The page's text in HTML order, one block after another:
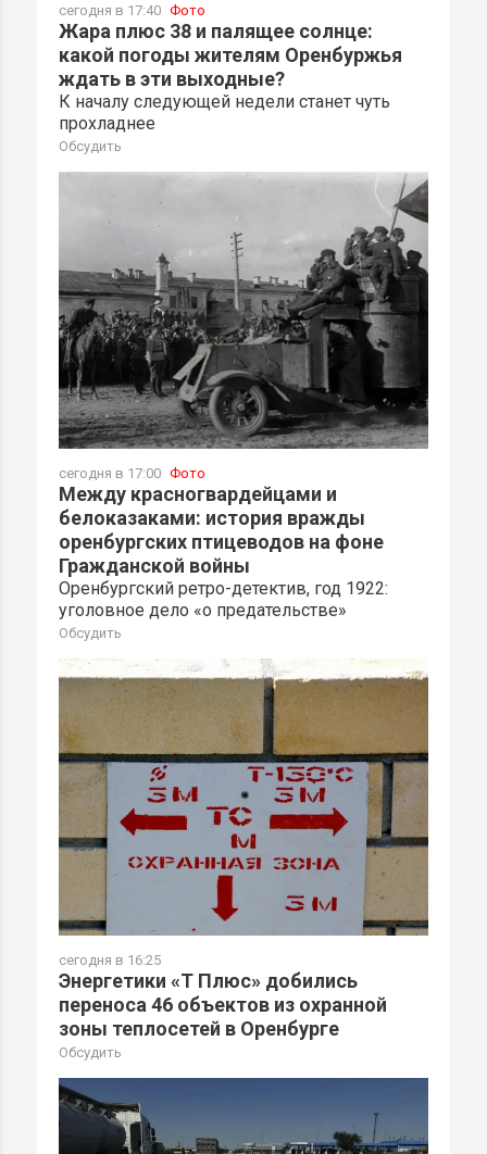
сегодня в 17:40 Фото
Жара плюс 38 и палящее солнце:
какой погоды жителям Оренбуржья
ждать в эти выходные?
К началу следующей недели станет чуть
прохладнее
Обсудить
сегодня в 17:00 Фото
Между красногвардейцами и
белоказаками: история вражды
оренбургских птицеводов на фоне
Гражданской войны
Оренбургский ретро-детектив, год 1922:
уголовное дело «о предательстве»
Обсудить
сегодня в 16:25
Энергетики «Т Плюс» добились
переноса 46 объектов из охранной
зоны теплосетей в Оренбурге
Обсудить